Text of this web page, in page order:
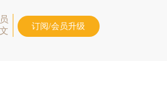
订阅/会员升级